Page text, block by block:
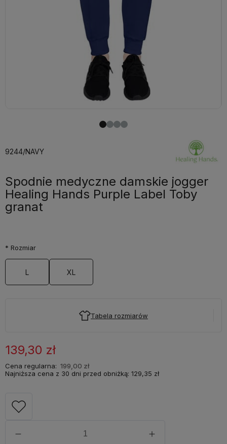
9244/NAVY
Spodnie medyczne damskie jogger
Healing Hands Purple Label Toby
granat
* Rozmiar
L XL
Tabela rozmiarów
139,30 zł
Cena regularna: 199,00 zł
Najniższa cena z 30 dni przed obniżką: 129,35 zł